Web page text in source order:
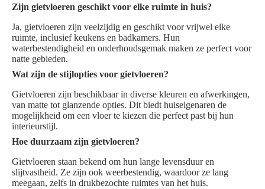
Zijn gietvloeren geschikt voor elke ruimte in huis?
Ja, gietvloeren zijn veelzijdig en geschikt voor vrijwel elke
ruimte, inclusief keukens en badkamers. Hun
waterbestendigheid en onderhoudsgemak maken ze perfect voor
natte gebieden.
Wat zijn de stijlopties voor gietvloeren?
Gietvloeren zijn beschikbaar in diverse kleuren en afwerkingen,
van matte tot glanzende opties. Dit biedt huiseigenaren de
mogelijkheid om een vloer te kiezen die perfect past bij hun
interieurstijl.
Hoe duurzaam zijn gietvloeren?
Gietvloeren staan bekend om hun lange levensduur en
slijtvastheid. Ze zijn ook weerbestendig, waardoor ze lang
meegaan, zelfs in drukbezochte ruimtes van het huis.